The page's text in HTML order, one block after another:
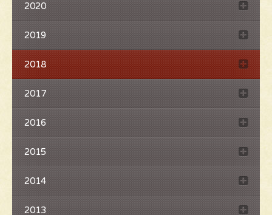
2020
2019
2018
2017
2016
2015
2014
2013